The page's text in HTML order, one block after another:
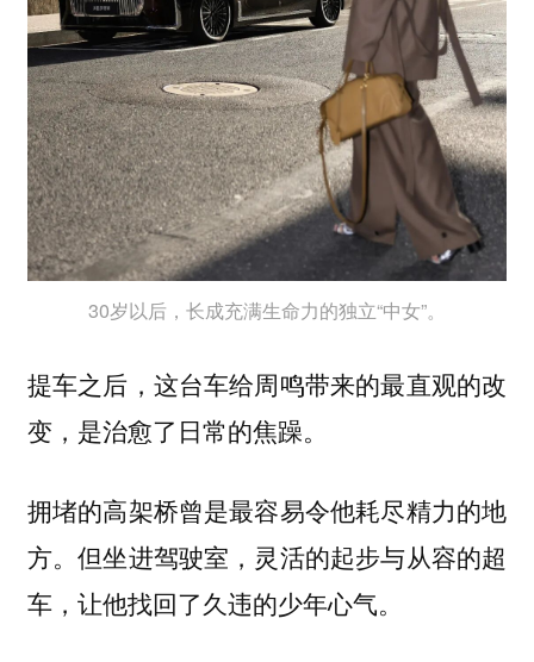
30岁以后，长成充满生命力的独立“中女”。
提车之后，这台车给周鸣带来的最直观的改
变，是治愈了日常的焦躁。
拥堵的高架桥曾是最容易令他耗尽精力的地
方。但坐进驾驶室，灵活的起步与从容的超
车，让他找回了久违的少年心气。